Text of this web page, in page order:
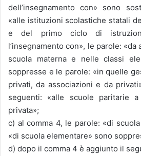
dell’insegnamento con» sono
«alle istituzioni scolastiche statali
e del primo ciclo di
l’insegnamento con», le parole:
scuola materna e nelle classi
soppresse e le parole: «in quelle
privati, da associazioni e da
seguenti: «alle scuole paritarie
privata»;
c) al comma 4, le parole: «di
«di scuola elementare» sono
d) dopo il comma 4 è aggiunto il